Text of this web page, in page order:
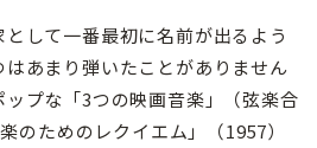
して一番最初に名前が出るよう
あまり弾いたことがありません
プな「3つの映画音楽」（弦楽合
のためのレクイエム」（1957）